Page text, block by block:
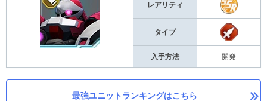
レアリティ
タイプ
入手方法 開発
最強ユニットランキングはこちら